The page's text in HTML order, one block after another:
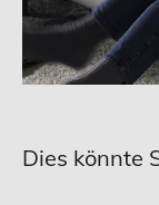
Dies könnte